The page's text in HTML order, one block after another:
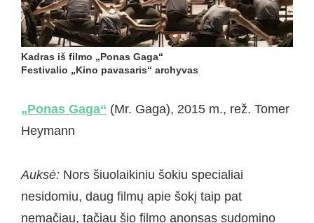
Kadras iš filmo „Ponas Gaga“
Festivalio „Kino pavasaris“ archyvas
„Ponas Gaga“ (Mr. Gaga), 2015 m., rež. Tomer
Heymann
Auksė: Nors šiuolaikiniu šokiu specialiai
nesidomiu, daug filmų apie šokį taip pat
nemačiau, tačiau šio filmo anonsas sudomino